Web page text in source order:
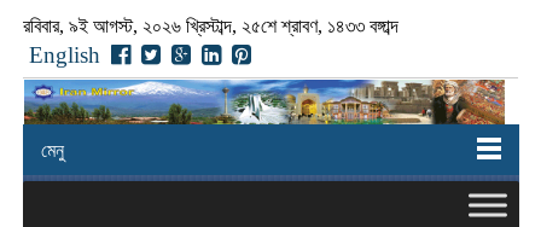
রবিবার, ৯ই আগস্ট, ২০২৬ খ্রিস্টাব্দ, ২৫শে শ্রাবণ, ১৪৩৩ বঙ্গাব্দ
English
মেনু